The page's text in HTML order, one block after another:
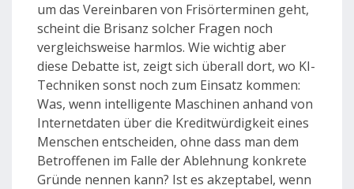
um das Vereinbaren von Frisörterminen geht,
scheint die Brisanz solcher Fragen noch
vergleichsweise harmlos. Wie wichtig aber
diese Debatte ist, zeigt sich überall dort, wo KI-
Techniken sonst noch zum Einsatz kommen:
Was, wenn intelligente Maschinen anhand von
Internetdaten über die Kreditwürdigkeit eines
Menschen entscheiden, ohne dass man dem
Betroffenen im Falle der Ablehnung konkrete
Gründe nennen kann? Ist es akzeptabel, wenn